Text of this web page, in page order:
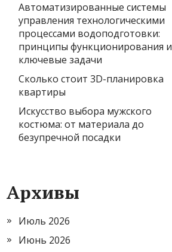
Автоматизированные системы
управления технологическими
процессами водоподготовки:
принципы функционирования и
ключевые задачи
Сколько стоит 3D-планировка
квартиры
Искусство выбора мужского
костюма: от материала до
безупречной посадки
Архивы
Июль 2026
Июнь 2026